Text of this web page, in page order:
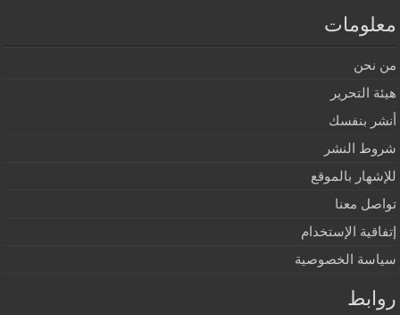
نحن
التحرير
بنفسك
النشر
بالموقع
معنا
الإستخدام
الخصوصية